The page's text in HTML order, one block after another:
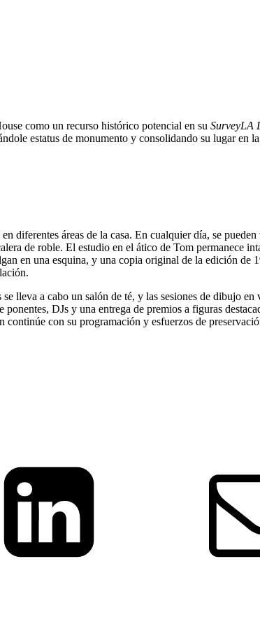
como un recurso histórico potencial en su SurveyLA
estatus de monumento y consolidando su lugar en
diferentes áreas de la casa. En cualquier día, se
de roble. El estudio en el ático de Tom permanece
en una esquina, y una copia original de la edición de
lleva a cabo un salón de té, y las sesiones de dibujo
DJs y una entrega de premios a figuras
con su programación y esfuerzos de